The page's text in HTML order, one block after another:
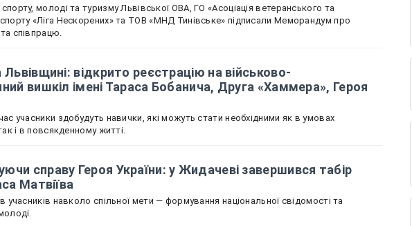
молоді та туризму Львівської ОВА, ГО «Асоціація ветеранського та
«Ліга Нескорених» та ТОВ «МНД Тинівське» підписали Меморандум про
співпрацю.
Львівщині: відкрито реєстрацію на військово-
вишкіл імені Тараса Бобанича, Друга «Хаммера», Героя
учасники здобудуть навички, які можуть стати необхідними як в умовах
і в повсякденному житті.
справу Героя України: у Жидачеві завершився табір
Матвіїва
учасників навколо спільної мети — формування національної свідомості та